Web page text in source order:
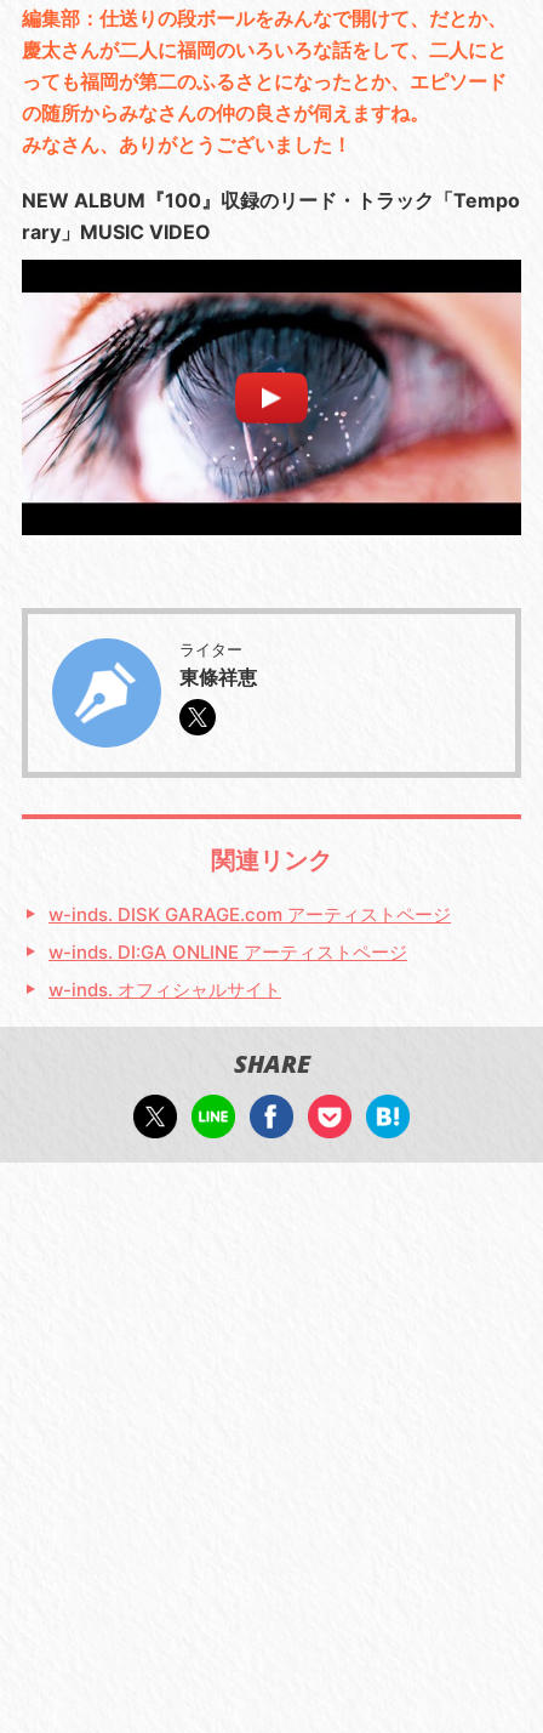
編集部：仕送りの段ボールをみんなで開けて、だとか、
慶太さんが二人に福岡のいろいろな話をして、二人にと
っても福岡が第二のふるさとになったとか、エピソード
の随所からみなさんの仲の良さが伺えますね。
みなさん、ありがとうございました！
NEW ALBUM『100』収録のリード・トラック「Tempo
rary」MUSIC VIDEO
ライター
東條祥恵
関連リンク
w-inds. DISK GARAGE.com アーティストページ
w-inds. DI:GA ONLINE アーティストページ
w-inds. オフィシャルサイト
SHARE